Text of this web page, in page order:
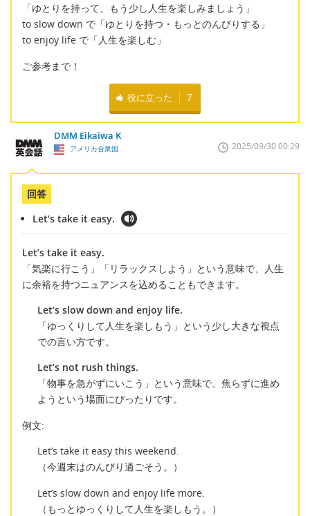
「ゆとりを持って、もう少し人生を楽しみましょう」
to slow down で「ゆとりを持つ・もっとのんびりする」
to enjoy life で「人生を楽しむ」
ご参考まで！
役に立った 7
DMM Eikaiwa K
アメリカ合衆国 2025/09/30 00:29
回答
Let’s take it easy.
Let’s take it easy.
「気楽に行こう」「リラックスしよう」という意味で、人生
に余裕を持つニュアンスを込めることもできます。
Let’s slow down and enjoy life.
「ゆっくりして人生を楽しもう」という少し大きな視点
での言い方です。
Let’s not rush things.
「物事を急がずにいこう」という意味で、焦らずに進め
ようという場面にぴったりです。
例文:
Let’s take it easy this weekend.
（今週末はのんびり過ごそう。）
Let’s slow down and enjoy life more.
（もっとゆっくりして人生を楽しもう。）